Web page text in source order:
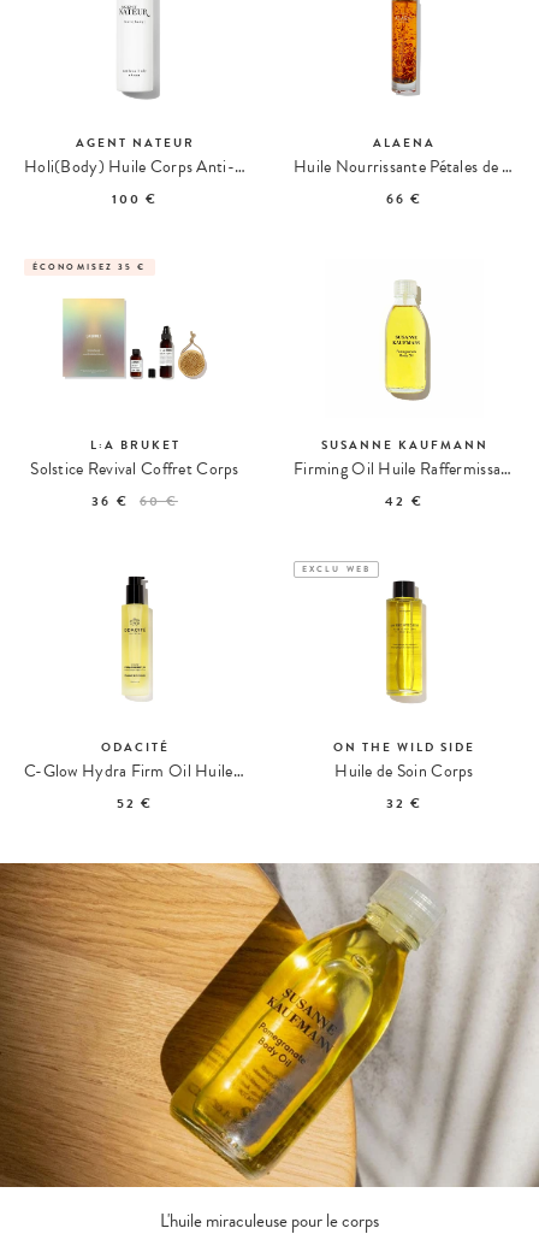
AGENT NATEUR
Holi(Body) Huile Corps Anti-Âge Lissante
100 €
ALAENA
Huile Nourrissante Pétales de Rose
66 €
ÉCONOMISEZ 35 €
L:A BRUKET
Solstice Revival Coffret Corps
36 € 60 €
SUSANNE KAUFMANN
Firming Oil Huile Raffermissante à la Grenade
42 €
ODACITÉ
C-Glow Hydra Firm Oil Huile Corps Éclat
52 €
L'huile miraculeuse pour le corps
EXCLU WEB
ON THE WILD SIDE
Huile de Soin Corps
32 €